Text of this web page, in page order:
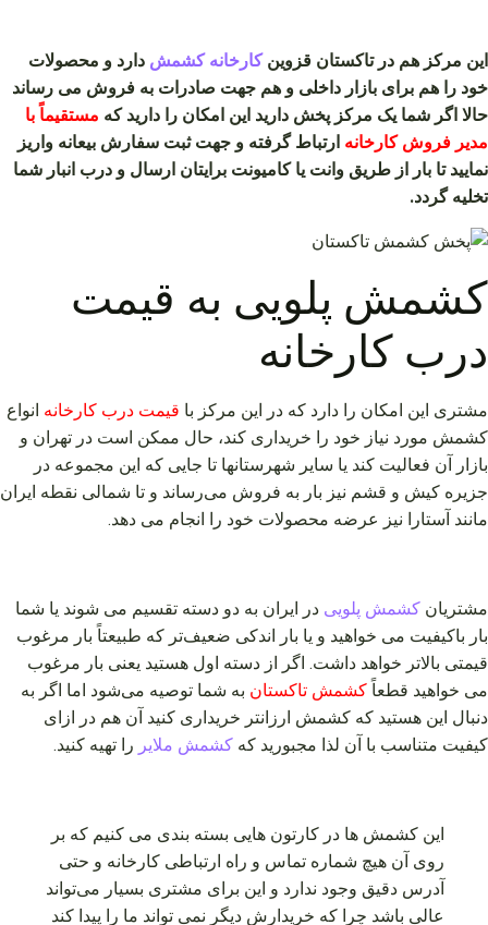
این مرکز هم در تاکستان قزوینکارخانه کشمش دارد و محصولات
خود را هم برای بازار داخلی و هم جهت صادرات به فروش می رساند
حالا اگر شما یک مرکز پخش دارید این امکان را دارید که مستقیماً با
مدیر فروش کارخانه ارتباط گرفته و جهت ثبت سفارش بیعانه واریز
نمایید تا بار از طریق وانت یا کامیونت برایتان ارسال و درب انبار شما
تخلیه گردد.
کشمش پلویی به قیمت
درب کارخانه
مشتری این امکان را دارد که در این مرکز با قیمت درب کارخانه انواع
کشمش مورد نیاز خود را خریداری کند، حال ممکن است در تهران و
بازار آن فعالیت کند یا سایر شهرستانها تا جایی که این مجموعه در
جزیره کیش و قشم نیز بار به فروش می‌رساند و تا شمالی نقطه ایران
مانند آستارا نیز عرضه محصولات خود را انجام می دهد.
مشتریان کشمش پلویی در ایران به دو دسته تقسیم می شوند یا شما
بار باکیفیت می خواهید و یا بار اندکی ضعیف‌تر که طبیعتاً بار مرغوب
قیمتی بالاتر خواهد داشت. اگر از دسته اول هستید یعنی بار مرغوب
می خواهید قطعاً کشمش تاکستان به شما توصیه می‌شود اما اگر به
دنبال این هستید که کشمش ارزانتر خریداری کنید آن هم در ازای
کیفیت متناسب با آن لذا مجبورید که کشمش ملایر را تهیه کنید.
این کشمش ها در کارتون هایی بسته بندی می کنیم که بر
روی آن هیچ شماره تماس و راه ارتباطی کارخانه و حتی
آدرس دقیق وجود ندارد و این برای مشتری بسیار می‌تواند
عالی باشد چرا که خریدارش دیگر نمی تواند ما را پیدا کند